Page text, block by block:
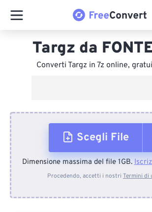
Targz da
Converti Targz in 7z online,
Scegli File
Dal dispositivo
Dimensione massima del file 1GB.
Procedendo, accetti i nostri Termini di